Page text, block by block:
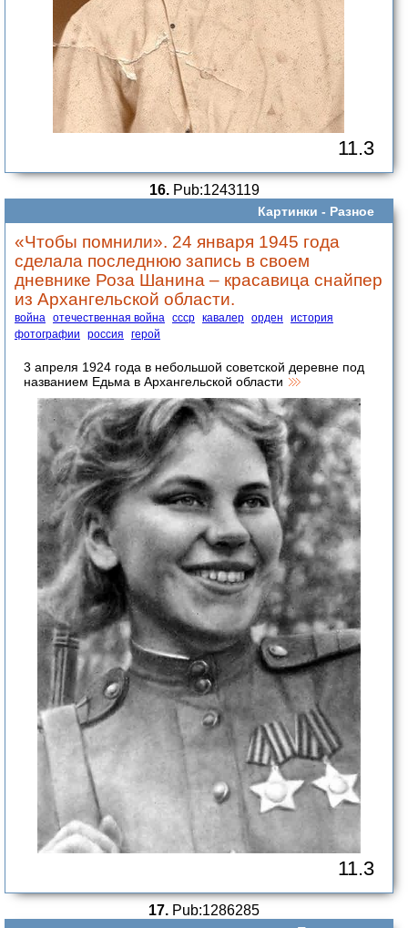
11.3
16.Pub:1243119
Картинки - Разное
«Чтобы помнили». 24 января 1945 года
сделала последнюю запись в своем
дневнике Роза Шанина – красавица снайпер
из Архангельской области.
война отечественная война ссср кавалер орден
история
фотографии
россия герой
3 апреля 1924 года в небольшой советской деревне под
названием Едьма в Архангельской области
11.3
17. Pub:1286285